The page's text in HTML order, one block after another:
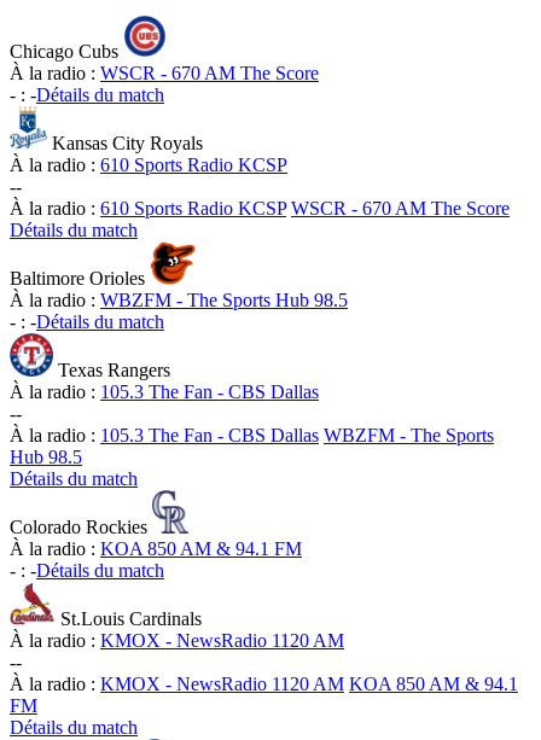
Chicago Cubs
À la radio : WSCR - 670 AM The Score
- : -Détails du match
Kansas City Royals
À la radio : 610 Sports Radio KCSP
--
À la radio : 610 Sports Radio KCSP WSCR - 670 AM The Score
Détails du match
Baltimore Orioles
À la radio : WBZFM - The Sports Hub 98.5
- : -Détails du match
Texas Rangers
À la radio : 105.3 The Fan - CBS Dallas
--
À la radio : 105.3 The Fan - CBS Dallas WBZFM - The Sports
Hub 98.5
Détails du match
Colorado Rockies
À la radio : KOA 850 AM & 94.1 FM
- : -Détails du match
St.Louis Cardinals
À la radio : KMOX - NewsRadio 1120 AM
--
À la radio : KMOX - NewsRadio 1120 AM KOA 850 AM & 94.1
FM
Détails du match